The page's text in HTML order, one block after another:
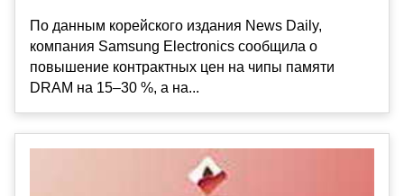
По данным корейского издания News Daily,
компания Samsung Electronics сообщила о
повышение контрактных цен на чипы памяти
DRAM на 15–30 %, а на...